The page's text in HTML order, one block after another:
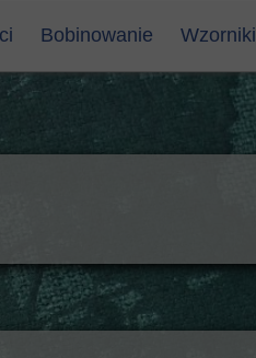
Bobinowanie Wzorniki